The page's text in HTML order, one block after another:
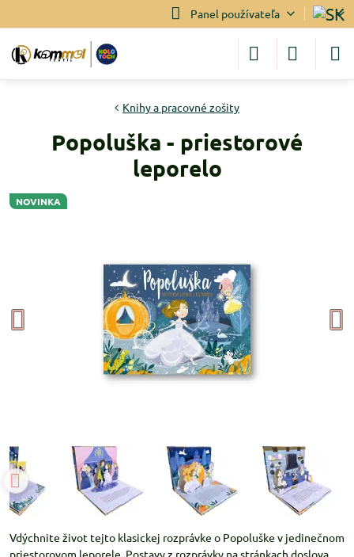
Panel používateľa
NOVINKA
Knihy a pracovné zošity
Popoluška - priestorové
leporelo
Vdýchnite život tejto klasickej rozprávke o Popoluške v jedinečnom
priestorovom leporele. Postavy z rozprávky na stránkach doslova